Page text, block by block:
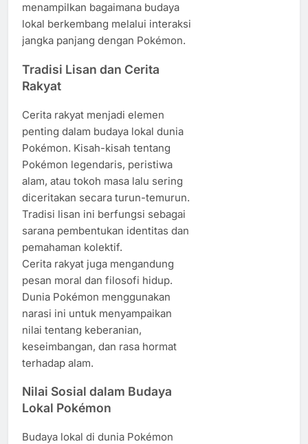
menampilkan bagaimana budaya
lokal berkembang melalui interaksi
jangka panjang dengan Pokémon.
Tradisi Lisan dan Cerita
Rakyat
Cerita rakyat menjadi elemen
penting dalam budaya lokal dunia
Pokémon. Kisah-kisah tentang
Pokémon legendaris, peristiwa
alam, atau tokoh masa lalu sering
diceritakan secara turun-temurun.
Tradisi lisan ini berfungsi sebagai
sarana pembentukan identitas dan
pemahaman kolektif.
Cerita rakyat juga mengandung
pesan moral dan filosofi hidup.
Dunia Pokémon menggunakan
narasi ini untuk menyampaikan
nilai tentang keberanian,
keseimbangan, dan rasa hormat
terhadap alam.
Nilai Sosial dalam Budaya
Lokal Pokémon
Budaya lokal di dunia Pokémon